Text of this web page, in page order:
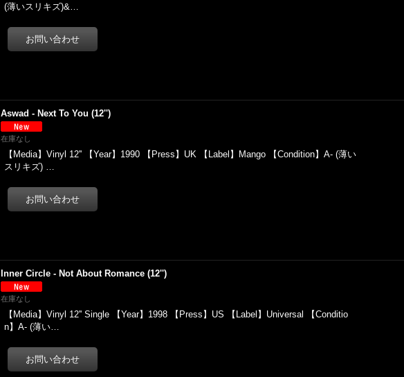
(薄いスリキズ)&…
Aswad - Next To You (12'')
在庫なし
【Media】Vinyl 12'' 【Year】1990 【Press】UK 【Label】Mango 【Condition】A- (薄い
スリキズ) …
Inner Circle - Not About Romance (12'')
在庫なし
【Media】Vinyl 12'' Single 【Year】1998 【Press】US 【Label】Universal 【Conditio
n】A- (薄い…